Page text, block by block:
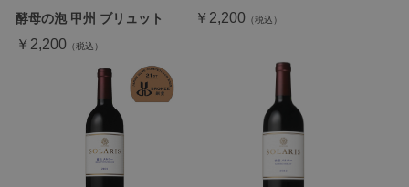
酵母の泡 甲州 ブリュット
￥2,200
￥2,200